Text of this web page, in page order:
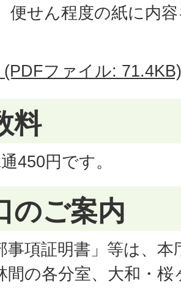
便せん程度の紙に内
(PDFファイル: 71.4KB)
料
450円です。
のご案内
事項証明書」等は、
間の各分室、大和・